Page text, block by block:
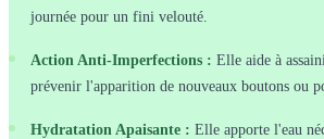
journée pour un fini velouté.
Action Anti-Imperfections : Elle aide à
prévenir l'apparition de nouveaux boutons ou
Hydratation Apaisante : Elle apporte l'eau